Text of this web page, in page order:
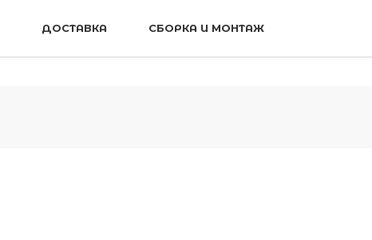
ДОСТАВКА СБОРКА И МОНТАЖ